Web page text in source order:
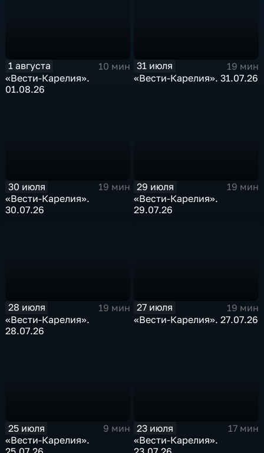
1 августа
10 мин
«Вести-Карелия».
01.08.26
31 июля
19 мин
«Вести-Карелия». 31.07.26
30 июля
19 мин
«Вести-Карелия».
30.07.26
29 июля
19 мин
«Вести-Карелия».
29.07.26
28 июля
19 мин
«Вести-Карелия».
28.07.26
27 июля
19 мин
«Вести-Карелия». 27.07.26
25 июля
9 мин
«Вести-Карелия».
23 июля
17 мин
«Вести-Карелия».